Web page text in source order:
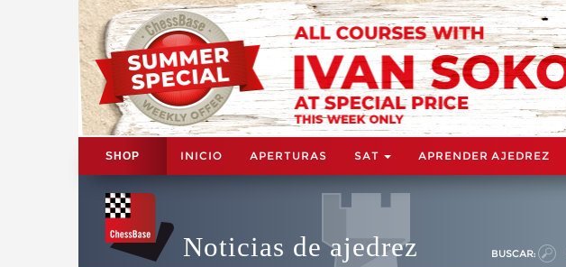
SHOP INICIO APERTURAS SAT APRENDER AJEDREZ
Noticias de ajedrez BUSCAR: